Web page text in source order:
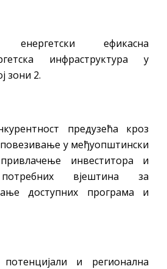
енергетски ефикасна
инфраструктура у
зони 2.
предузећа кроз
у међуопштински
инвеститора и
вјештина за
доступних програма и
и регионална